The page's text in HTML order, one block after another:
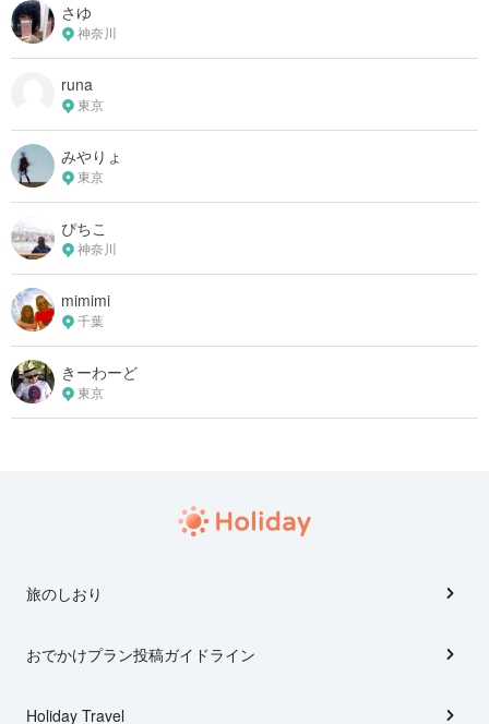
さゆ
神奈川
runa
東京
みやりょ
東京
ぴちこ
神奈川
mimimi
千葉
きーわーど
東京
旅のしおり
おでかけプラン投稿ガイドライン
Holiday Travel